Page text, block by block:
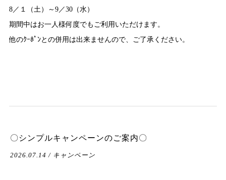
8／１（土）～9／30（水）
期間中はお一人様何度でもご利用いただけます。
他のｸｰﾎﾟﾝとの併用は出来ませんので、ご了承ください。
〇シンプルキャンペーンのご案内〇
2026.07.14 / キャンペーン